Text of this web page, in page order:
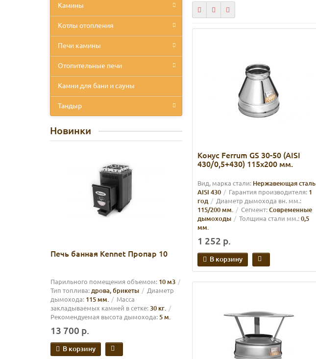
Камины
Котлы отопления
Печи камины
Отопительные печи
Камни для бани и сауны
Тандыр
Новинки
Печь банная Kennet Пропар 10
Парильного помещения объемом: 10 м3
Тип топлива:дрова, брикеты
Диаметр
дымохода: 115 мм.
Масса
закладываемых камней в сетке:30 кг.
Рекомендуемая высота дымохода:5 м.
13 700 р.
В корзину
Конус Ferrum GS 30-50 (AISI
430/0,5+430) 115х200 мм.
Вид, марка стали: Нержавеющая сталь
AISI 430
Гарантия производителя: 1
год
Диаметр дымохода вн. мм.:
115/200 мм. Сегмент:Современные
дымоходы
Толщина стали мм.:0,5
мм.
1 252 р.
В корзину